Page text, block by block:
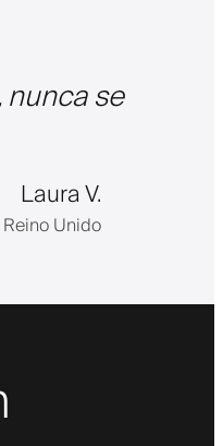
se
Laura V.
Unido